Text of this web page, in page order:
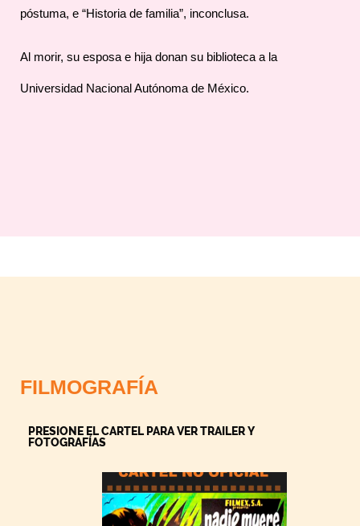
póstuma, e “Historia de familia”, inconclusa.
Al morir, su esposa e hija donan su biblioteca a la
Universidad Nacional Autónoma de México.
FILMOGRAFÍA
PRESIONE EL CARTEL PARA VER TRAILER Y
FOTOGRAFÍAS